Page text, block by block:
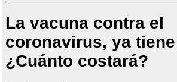
La vacuna contra el
coronavirus, ya
¿Cuánto costará?